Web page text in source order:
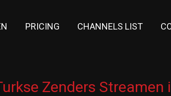
PRICING CHANNELS LIST
Zenders